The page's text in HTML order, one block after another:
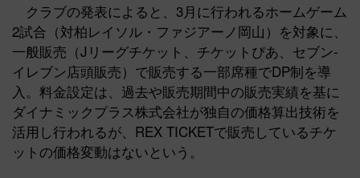
クラブの発表によると、3月に行われるホームゲーム
2試合（対柏レイソル・ファジアーノ岡山）を対象に、
一般販売（Jリーグチケット、チケットぴあ、セブン‐
イレブン店頭販売）で販売する一部席種でDP制を導
入。料金設定は、過去や販売期間中の販売実績を基に
ダイナミックプラス株式会社が独自の価格算出技術を
活用し行われるが、REX TICKETで販売しているチケ
ットの価格変動はないという。